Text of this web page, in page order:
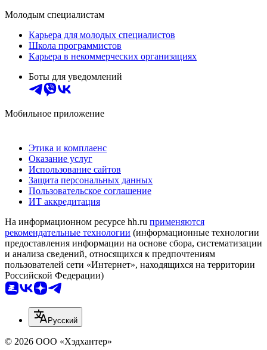
Молодым специалистам
Карьера для молодых специалистов
Школа программистов
Карьера в некоммерческих организациях
Боты для уведомлений
Мобильное приложение
Этика и комплаенс
Оказание услуг
Использование сайтов
Защита персональных данных
Пользовательское соглашение
ИТ аккредитация
На информационном ресурсе hh.ru применяются
рекомендательные технологии (информационные технологии
предоставления информации на основе сбора, систематизации
и анализа сведений, относящихся к предпочтениям
пользователей сети «Интернет», находящихся на территории
Российской Федерации)
Русский
© 2026 ООО «Хэдхантер»